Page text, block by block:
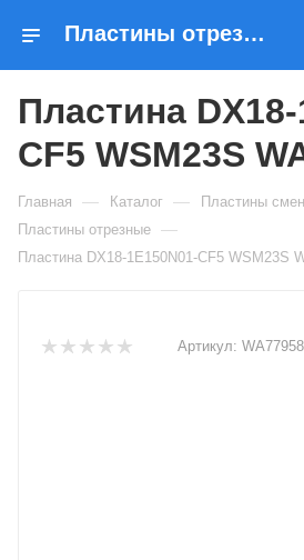
Пластины отрезные Пластина DX18-1E150N01-CF5 WSM23S WALTER — купить по выгодным ценам в Москве
Пластина
CF5 WSM23S
Главная — Каталог — Пластины
Пластины отрезные —
Пластина DX18-1E150N01-CF5 WSM23S
Артикул: